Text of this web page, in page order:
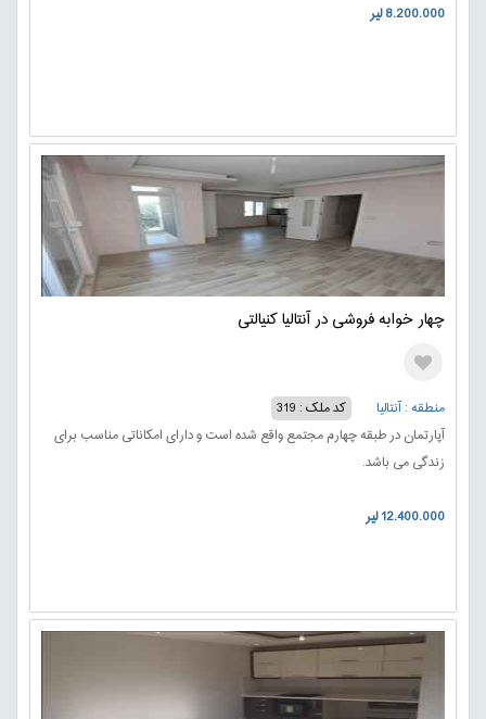
8.200.000 لیر
چهار خوابه فروشی در آنتالیا کنیالتی
منطقه : آنتالیا
کد ملک : 319
آپارتمان در طبقه چهارم مجتمع واقع شده است و دارای امکاناتی مناسب برای
زندگی می باشد.
12.400.000 لیر